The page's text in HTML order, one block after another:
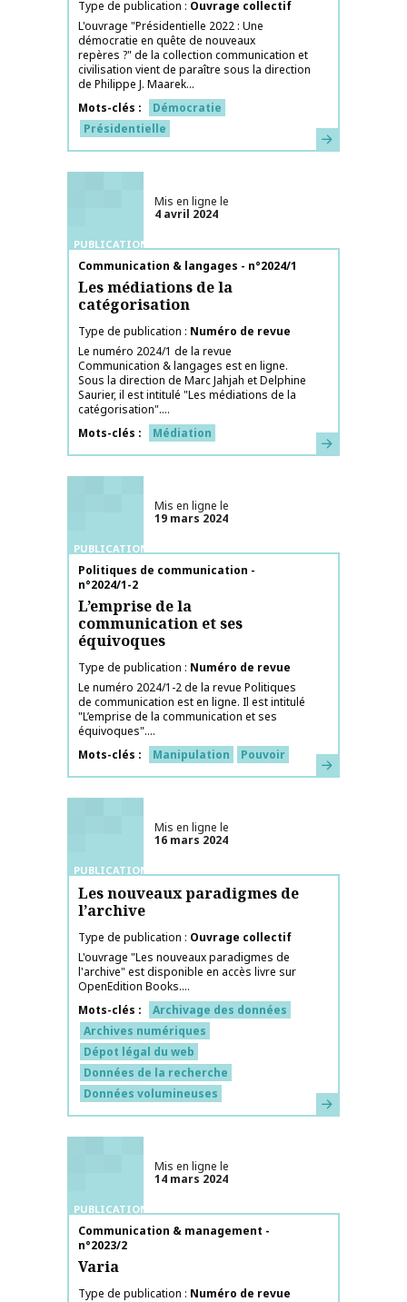
Type de publication
Ouvrage collectif
L'ouvrage "Présidentielle 2022 : Une
démocratie en quête de nouveaux
repères ?" de la collection communication et
civilisation vient de paraître sous la direction
de Philippe J. Maarek...
Mots-clés
Démocratie
Présidentielle
En savoir plus
PUBLICATIONS
Mis en ligne le
4 avril 2024
Nom de la publication
Communication & langages - n°2024/1
Les médiations de la
catégorisation
Type de publication
Numéro de revue
Le numéro 2024/1 de la revue
Communication & langages est en ligne.
Sous la direction de Marc Jahjah et Delphine
Saurier, il est intitulé "Les médiations de la
catégorisation"....
Mots-clés
Médiation En savoir plus
PUBLICATIONS
Mis en ligne le
19 mars 2024
Nom de la publication
Politiques de communication -
n°2024/1-2
L’emprise de la
communication et ses
équivoques
Type de publication
Numéro de revue
Le numéro 2024/1-2 de la revue Politiques
de communication est en ligne. Il est intitulé
"L’emprise de la communication et ses
équivoques"....
Mots-clés
Manipulation Pouvoir En savoir plus
PUBLICATIONS
Mis en ligne le
16 mars 2024
Les nouveaux paradigmes de
l’archive
Type de publication
Ouvrage collectif
L'ouvrage "Les nouveaux paradigmes de
l'archive" est disponible en accès livre sur
OpenEdition Books....
Mots-clés
Archivage des données
Archives numériques
Dépot légal du web
Données de la recherche
Données volumineuses
En savoir plus
PUBLICATIONS
Mis en ligne le
14 mars 2024
Nom de la publication
Communication & management -
n°2023/2
Varia
Type de publication
Numéro de revue